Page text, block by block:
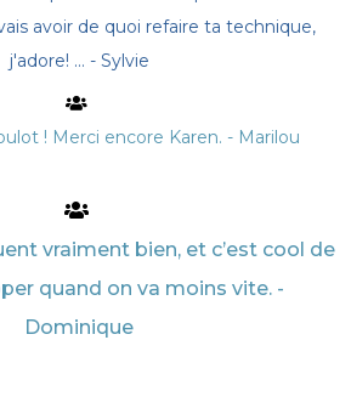
avoir de quoi refaire ta technique,
j'adore! … - Sylvie
! Merci encore Karen. - Marilou
vraiment bien, et c’est cool de
quand on va moins vite. -
Dominique